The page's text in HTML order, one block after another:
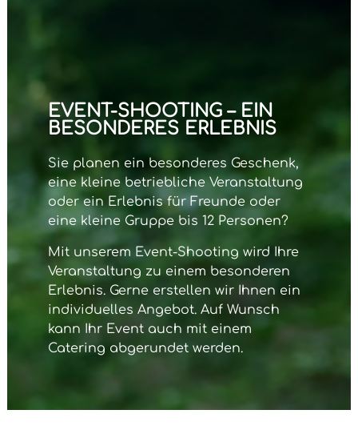
EVENT-SHOOTING – EIN
BESONDERES ERLEBNIS
Sie planen ein besonderes Geschenk,
eine kleine betriebliche Veranstaltung
oder ein Erlebnis für Freunde oder
eine kleine Gruppe bis 12 Personen?
Mit unserem Event-Shooting wird Ihre
Veranstaltung zu einem besonderen
Erlebnis. Gerne erstellen wir Ihnen ein
individuelles Angebot. Auf Wunsch
kann Ihr Event auch mit einem
Catering abgerundet werden.